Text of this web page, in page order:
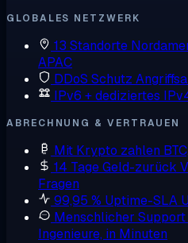
GLOBALES NETZWERK
13 Standorte
APAC
DDoS Schutz
IPv6 + dediziertes
ABRECHNUNG & VERTRAUEN
Mit Krypto zahlen
14 Tage Geld-zurück
Fragen
99,95 % Uptime-SLA
Menschlicher Support
Ingenieure, in Minuten